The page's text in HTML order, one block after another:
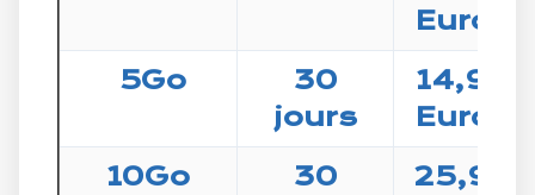
Euros
5Go
30
jours
14,99
Euros
10Go
30
25,99